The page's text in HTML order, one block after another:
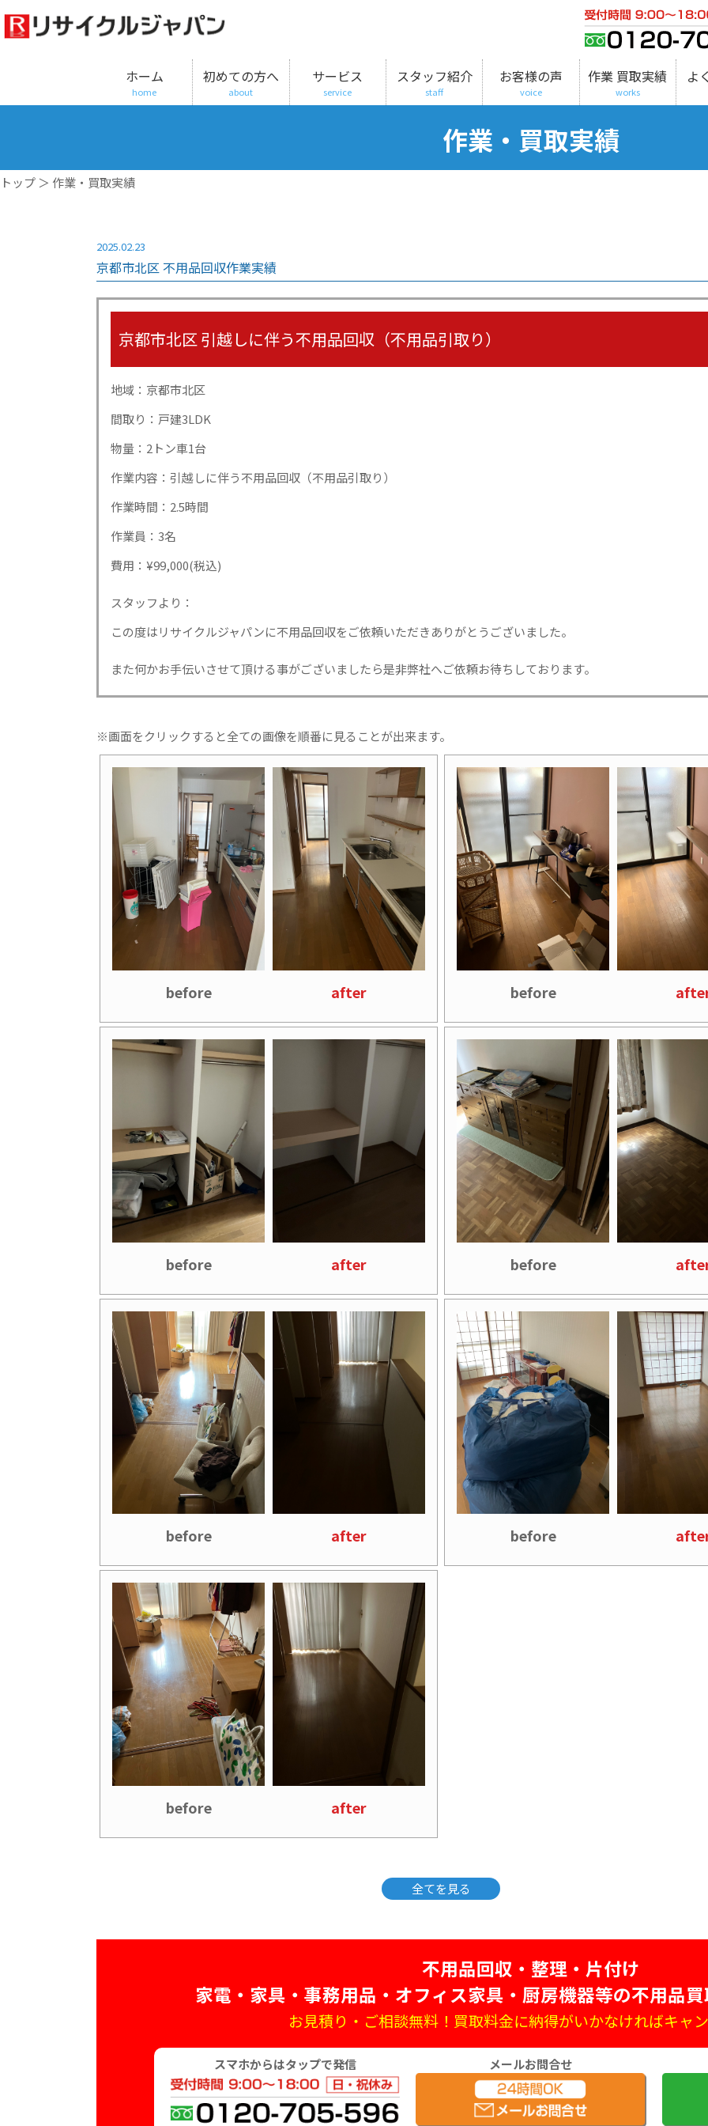
ホーム
home
初めての方へ
about
サービス
service
スタッフ紹介
staff
お客様の声
voice
作業 買取実績
works
よ
作業・買取実績
トップ ＞ 作業・買取実績
2025.02.23
京都市北区 不用品回収作業実績
京都市北区 引越しに伴う不用品回収（不用品引取り）
地域：京都市北区
間取り：戸建3LDK
物量：2トン車1台
作業内容：引越しに伴う不用品回収（不用品引取り）
作業時間：2.5時間
作業員：3名
費用：¥99,000(税込)
スタッフより：
この度はリサイクルジャパンに不用品回収をご依頼いただきありがとうございました。
また何かお手伝いさせて頂ける事がございましたら是非弊社へご依頼お待ちしております。
※画面をクリックすると全ての画像を順番に見ることが出来ます。
before after before
before after before
before after before
before after
全てを見る
不用品回収・整理・片付け
家電・家具・事務用品・オフィス家具・厨房機器等の不用品
お見積り・ご相談無料！買取料金に納得がいかなければキャ
スマホからはタップで発信 メールお問合せ